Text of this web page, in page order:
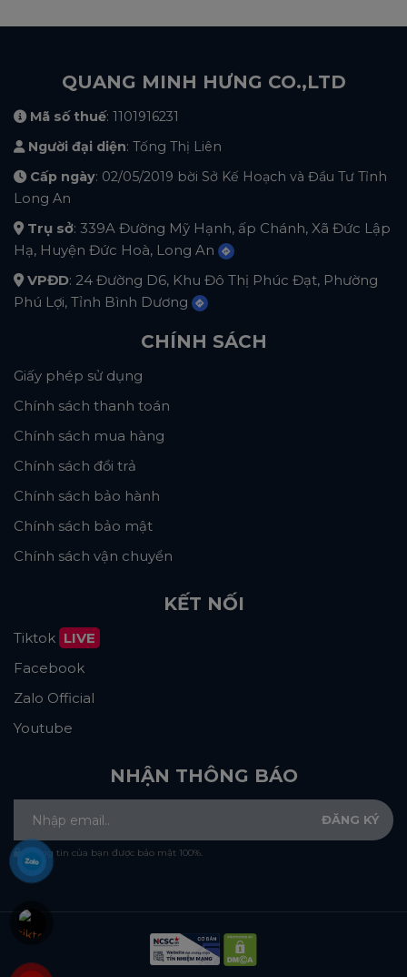
QUANG MINH HƯNG CO.,LTD
Mã số thuế: 1101916231
Người đại diện: Tống Thị Liên
Cấp ngày: 02/05/2019 bời Sở Kế Hoạch và Đầu Tư Tỉnh
Long An
Trụ sở: 339A Đường Mỹ Hạnh, ấp Chánh, Xã Đức Lập
Hạ, Huyện Đức Hoà, Long An
VPĐD: 24 Đường D6, Khu Đô Thị Phúc Đạt, Phường
Phú Lợi, Tỉnh Bình Dương
CHÍNH SÁCH
Giấy phép sử dụng
Chính sách thanh toán
Chính sách mua hàng
Chính sách đổi trả
Chính sách bảo hành
Chính sách bảo mật
Chính sách vận chuyển
KẾT NỐI
Tiktok LIVE
Facebook
Zalo Official
Youtube
NHẬN THÔNG BÁO
Thông tin của bạn được bảo mật 100%.